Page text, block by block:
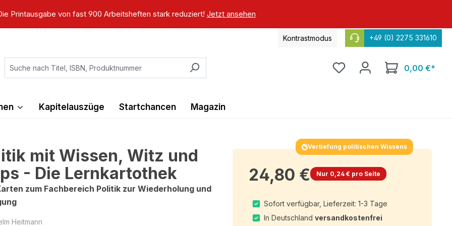
Printausgabe von fast 900 Arbeitsheften stark reduziert! Jetzt ansehen
Kontrastmodus +49 (0) 2275 331610
0,00 €*
Kapitelauszüge Startchancen Magazin
mit Wissen, Witz und
- Die Lernkartothek
zum Fachbereich Politik zur Wiederholung und
Heitmann
Vertiefung politischen Wissens
24,80 € Nur 0,24 € pro Seite
Sofort verfügbar, Lieferzeit: 1-3 Tage
In Deutschland versandkostenfrei